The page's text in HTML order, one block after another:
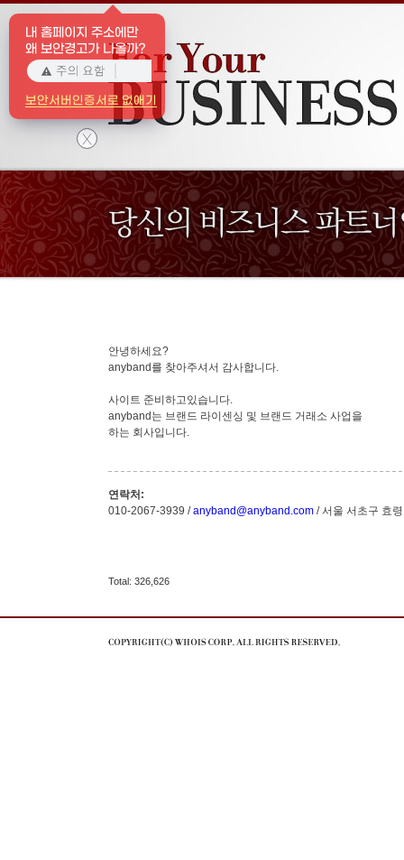
내 홈페이지 주소에만
왜 보안경고가 나올까?
보안서버인증서로 없애기
X
안녕하세요?
anyband를 찾아주셔서 감사합니다.
사이트 준비하고있습니다.
anyband는 브랜드 라이센싱 및 브랜드 거래소 사업을
하는 회사입니다.
연락처:
010-2067-3939 /anyband@anyband.com / 서울 서초구 효
Total: 326,626